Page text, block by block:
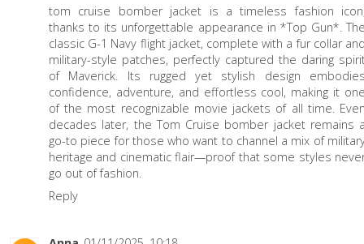
tom cruise bomber jacket is a timeless fashion
thanks to its unforgettable appearance in *Top Gun*.
classic G-1 Navy flight jacket, complete with a fur collar
military-style patches, perfectly captured the daring
of Maverick. Its rugged yet stylish design
confidence, adventure, and effortless cool, making it
of the most recognizable movie jackets of all time.
decades later, the Tom Cruise bomber jacket remains
go-to piece for those who want to channel a mix of
heritage and cinematic flair—proof that some styles
go out of fashion.
Reply